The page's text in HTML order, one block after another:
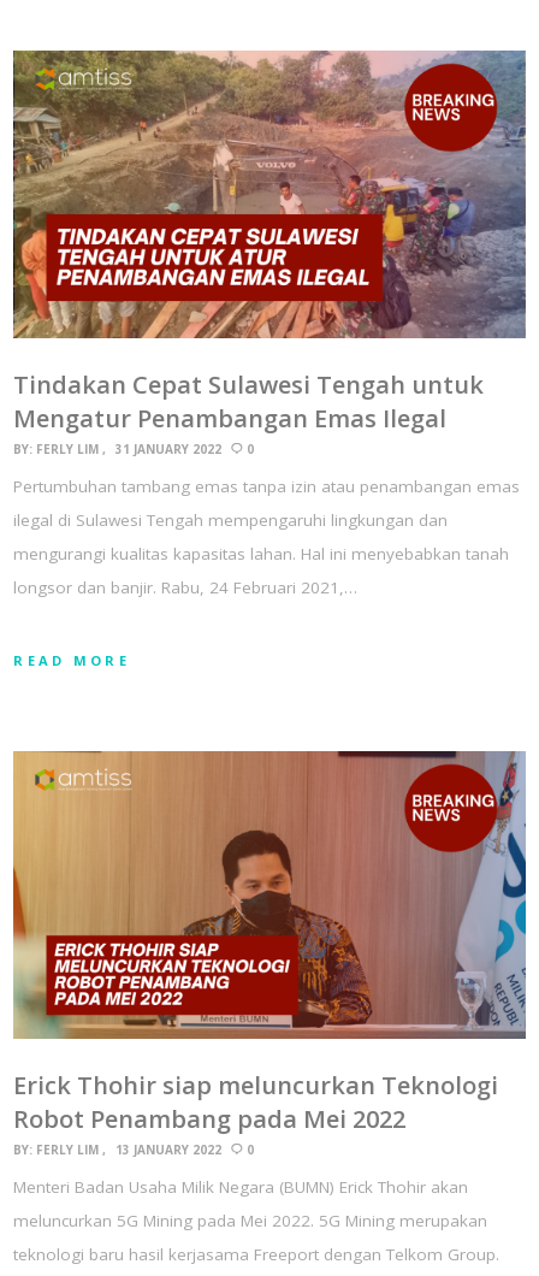
Tindakan Cepat Sulawesi Tengah untuk
Mengatur Penambangan Emas Ilegal
BY: FERLY LIM 31 JANUARY 2022 0
Pertumbuhan tambang emas tanpa izin atau penambangan emas
ilegal di Sulawesi Tengah mempengaruhi lingkungan dan
mengurangi kualitas kapasitas lahan. Hal ini menyebabkan tanah
longsor dan banjir. Rabu, 24 Februari 2021,…
READ MORE
Erick Thohir siap meluncurkan Teknologi
Robot Penambang pada Mei 2022
BY: FERLY LIM 13 JANUARY 2022 0
Menteri Badan Usaha Milik Negara (BUMN) Erick Thohir akan
meluncurkan 5G Mining pada Mei 2022. 5G Mining merupakan
teknologi baru hasil kerjasama Freeport dengan Telkom Group.